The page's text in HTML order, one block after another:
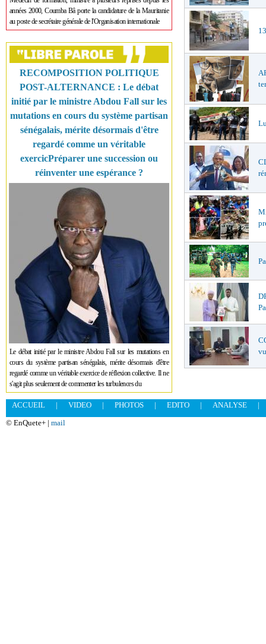
années 2000, Coumba Bâ porte la candidature de la Mauritanie
au poste de secrétaire générale de l'Organisation internationale
RECOMPOSITION POLITIQUE
POST-ALTERNANCE : Le débat
initié par le ministre Abdou Fall sur les
mutations en cours du système partisan
sénégalais, mérite désormais d'être
regardé comme un véritable
exercicPréparer une succession ou
réinventer une espérance ?
Le débat initié par le ministre Abdou Fall sur les mutations en
cours du système partisan sénégalais, mérite désormais d'être
regardé comme un véritable exercice de réflexion collective. Il ne
s'agit plus seulement de commenter les turbulences du
ACCUEIL | VIDEO | PHOTOS | EDITO | ANALYSE
|
© EnQuete+ | mail